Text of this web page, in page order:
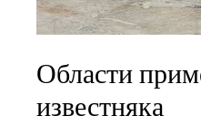
Области
известняка